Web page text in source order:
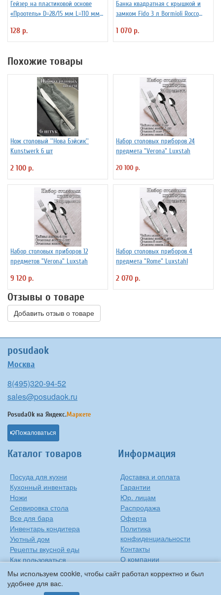
Мы используем cookie, чтобы сайт работал корректно и был
удобнее для вас.
Гейзер на пластиковой основе
«Проотель» D=28/15 мм L=110 мм
128 р.
Банка квадратная с крышкой и
замком Fido 3 л Bormioli Rocco
1 070 р.
Похожие товары
Нож столовый ''Нова Бэйсик''
Kunstwerk 6 шт
2 100 р.
Набор столовых приборов 24
предмета "Verona" Luxstah
20 100 р.
Набор столовых приборов 12
предметов "Verona" Luxstah
9 120 р.
Набор столовых приборов 4
предмета "Rome" Luxstahl
2 070 р.
Отзывы о товаре
Добавить отзыв о товаре
posudaok
Москва
8(495)320-94-52
sales@posudaok.ru
PosudaOk на Яндекс.Маркете
Пожаловаться
Каталог товаров
Посуда для кухни
Кухонный инвентарь
Ножи
Сервировка стола
Все для бара
Инвентарь кондитера
Уютный дом
Рецепты вкусной еды
Как пользоваться
сковородкой
Информация
Доставка и оплата
Гарантии
Юр. лицам
Распродажа
Оферта
Политика
конфиденциальности
Контакты
О компании
Сиропы Monin
Виды барного стекла